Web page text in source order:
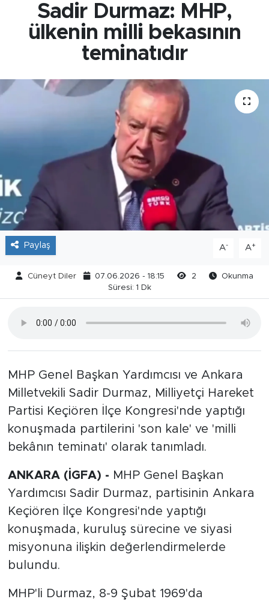
Sadir Durmaz: MHP,
ülkenin milli bekasının
teminatıdır
Paylaş A- A+
Cüneyt Diler 07.06.2026 - 18:15 2
Okunma
Süresi: 1 Dk
MHP Genel Başkan Yardımcısı ve Ankara
Milletvekili Sadir Durmaz, Milliyetçi Hareket
Partisi Keçiören İlçe Kongresi'nde yaptığı
konuşmada partilerini 'son kale' ve 'milli
bekânın teminatı' olarak tanımladı.
ANKARA (İGFA) - MHP Genel Başkan
Yardımcısı Sadir Durmaz, partisinin Ankara
Keçiören İlçe Kongresi'nde yaptığı
konuşmada, kuruluş sürecine ve siyasi
misyonuna ilişkin değerlendirmelerde
bulundu.
MHP'li Durmaz, 8-9 Şubat 1969'da